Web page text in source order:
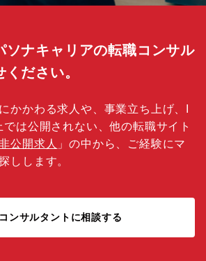
ソナキャリアの転職コンサル
ださい。
かかわる求人や、事業立ち上げ、I
は公開されない、他の転職サイト
公開求人 」の中から、ご経験にマ
しします。
ンサルタントに相談する